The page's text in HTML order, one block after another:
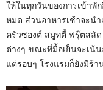
ให้ในทุกวันของการเข้าพั
หมด ส่วนอาหารเช้าจะนำ
ครัวซองต์ สมูทตี้ ฟรุ๊ตสลั
ต่างๆ ขณะที่มื้อเย็นจะเน้น
แต่รอบๆ โรงแรมก็ยังมีร้า